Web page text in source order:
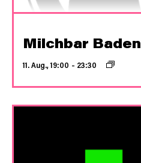
Milchbar Baden
11. Aug., 19:00 – 23:30